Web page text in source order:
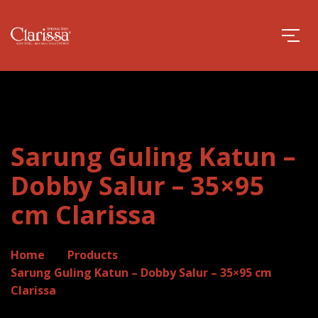
Sarung Guling Katun –
Dobby Salur – 35×95
cm Clarissa
Home
Products
Sarung Guling Katun – Dobby Salur – 35×95 cm
Clarissa